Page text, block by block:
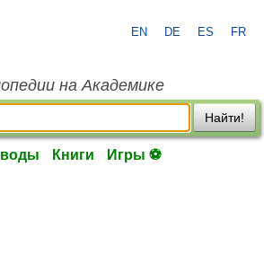
EN DE ES FR
на Академике
Найти!
Книги Игры ⚽